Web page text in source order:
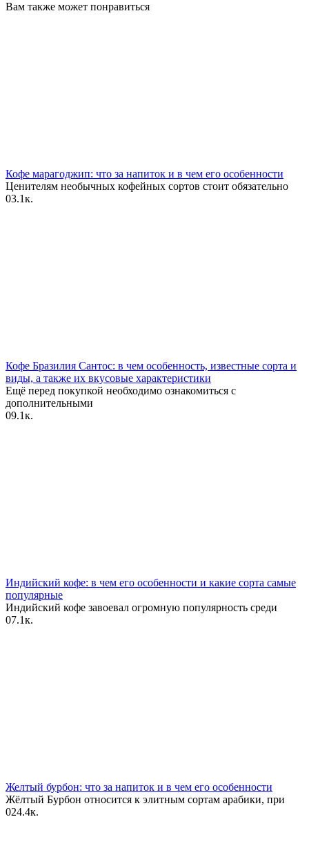
Вам также может понравиться
Кофе марагоджип: что за напиток и в чем его особенности
Ценителям необычных кофейных сортов стоит обязательно
03.1к.
Кофе Бразилия Сантос: в чем особенность, известные сорта и
виды, а также их вкусовые характеристики
Ещё перед покупкой необходимо ознакомиться с
дополнительными
09.1к.
Индийский кофе: в чем его особенности и какие сорта самые
популярные
Индийский кофе завоевал огромную популярность среди
07.1к.
Желтый бурбон: что за напиток и в чем его особенности
Жёлтый Бурбон относится к элитным сортам арабики, при
024.4к.